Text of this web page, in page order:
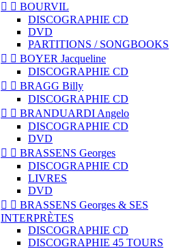
  BOURVIL
DISCOGRAPHIE CD
DVD
PARTITIONS / SONGBOOKS
  BOYER Jacqueline
DISCOGRAPHIE CD
  BRAGG Billy
DISCOGRAPHIE CD
  BRANDUARDI Angelo
DISCOGRAPHIE CD
DVD
  BRASSENS Georges
DISCOGRAPHIE CD
LIVRES
DVD
  BRASSENS Georges & SES
INTERPRÈTES
DISCOGRAPHIE CD
DISCOGRAPHIE 45 TOURS